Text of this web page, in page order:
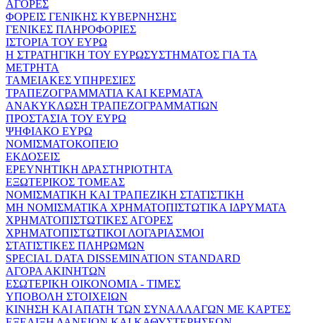
ΑΓΟΡΕΣ
ΦΟΡΕΙΣ ΓΕΝΙΚΗΣ ΚΥΒΕΡΝΗΣΗΣ
ΓΕΝΙΚΕΣ ΠΛΗΡΟΦΟΡΙΕΣ
ΙΣΤΟΡΙΑ ΤΟΥ ΕΥΡΩ
Η ΣΤΡΑΤΗΓΙΚΗ ΤΟΥ ΕΥΡΩΣΥΣΤΗΜΑΤΟΣ ΓΙΑ ΤΑ
ΜΕΤΡΗΤΑ
ΤΑΜΕΙΑΚΕΣ ΥΠΗΡΕΣΙΕΣ
ΤΡΑΠΕΖΟΓΡΑΜΜΑΤΙΑ ΚΑΙ ΚΕΡΜΑΤΑ
ΑΝΑΚΥΚΛΩΣΗ ΤΡΑΠΕΖΟΓΡΑΜΜΑΤΙΩΝ
ΠΡΟΣΤΑΣΙΑ ΤΟΥ ΕΥΡΩ
ΨΗΦΙΑΚΟ ΕΥΡΩ
ΝΟΜΙΣΜΑΤΟΚΟΠΕΙΟ
ΕΚΔΟΣΕΙΣ
ΕΡΕΥΝΗΤΙΚΗ ΔΡΑΣΤΗΡΙΟΤΗΤΑ
ΕΞΩΤΕΡΙΚΟΣ ΤΟΜΕΑΣ
ΝΟΜΙΣΜΑΤΙΚΗ ΚΑΙ ΤΡΑΠΕΖΙΚΗ ΣΤΑΤΙΣΤΙΚΗ
ΜΗ ΝΟΜΙΣΜΑΤΙΚΑ ΧΡΗΜΑΤΟΠΙΣΤΩΤΙΚΑ ΙΔΡΥΜΑΤΑ
ΧΡΗΜΑΤΟΠΙΣΤΩΤΙΚΕΣ ΑΓΟΡΕΣ
ΧΡΗΜΑΤΟΠΙΣΤΩΤΙΚΟΙ ΛΟΓΑΡΙΑΣΜΟΙ
ΣΤΑΤΙΣΤΙΚΕΣ ΠΛΗΡΩΜΩΝ
SPECIAL DATA DISSEMINATION STANDARD
ΑΓΟΡΑ ΑΚΙΝΗΤΩΝ
ΕΣΩΤΕΡΙΚΗ ΟΙΚΟΝΟΜΙΑ - ΤΙΜΕΣ
ΥΠΟΒΟΛΗ ΣΤΟΙΧΕΙΩΝ
ΚΙΝΗΣΗ ΚΑΙ ΑΠΑΤΗ ΤΩΝ ΣΥΝΑΛΛΑΓΩΝ ΜΕ ΚΑΡΤΕΣ